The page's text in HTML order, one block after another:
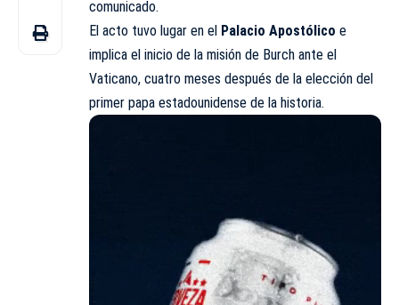
comunicado.
El acto tuvo lugar en el Palacio Apostólico e
implica el inicio de la misión de Burch ante el
Vaticano, cuatro meses después de la elección del
primer papa estadounidense de la historia.